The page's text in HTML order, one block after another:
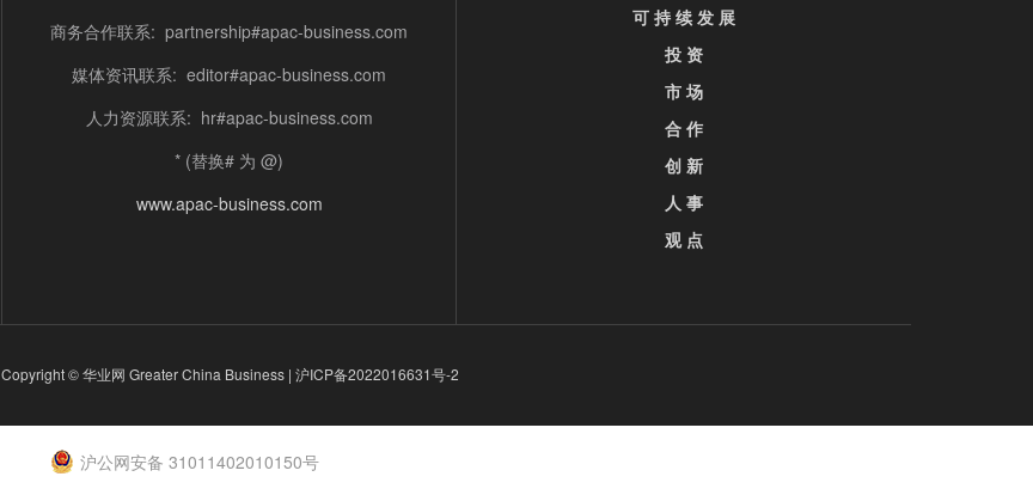
商务合作联系: partnership#apac-business.com
媒体资讯联系: editor#apac-business.com
人力资源联系: hr#apac-business.com
* (替换# 为 @)
www.apac-business.com
可 持 续 发 展
投 资
市 场
合 作
创 新
人 事
观 点
Copyright © 华业网 Greater China Business | 沪ICP备2022016631号-2
沪公网安备 31011402010150号